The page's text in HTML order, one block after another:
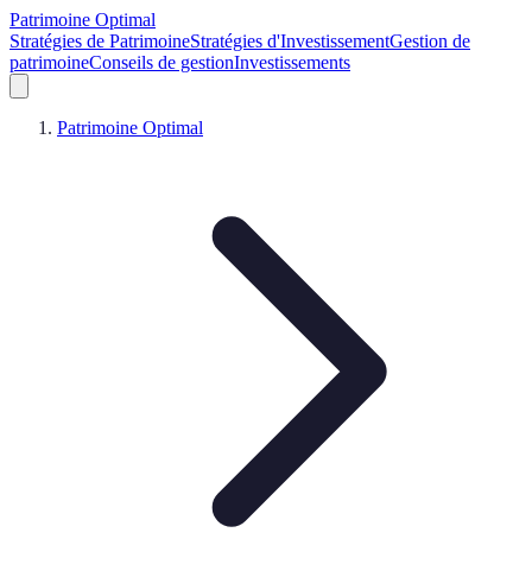
Patrimoine Optimal
Stratégies de PatrimoineStratégies d'InvestissementGestion de
patrimoineConseils de gestionInvestissements
Patrimoine Optimal